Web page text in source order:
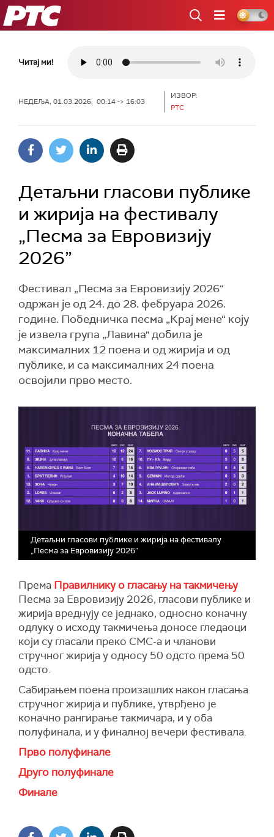
РТС
Читај ми!
НЕДЕЉА, 01.03.2026, 00:14 -> 16:03
ИЗВОР:
РТС
Детаљни гласови публике
и жирија на фестивалу
„Песма за Евровизију
2026”
Фестивал „Песма за Евровизију 2026“
одржан је од 24. до 28. фебруара 2026.
године. Победничка песма „Крај мене“ коју
је извела група „Лавина" добила је
максималних 12 поена и од жирија и од
публике, и са максималних 24 поена
освојили прво место.
Детаљни гласови публике и жирија на фестивалу
„Песма за Евровизију 2026”
Према Правилнику о гласању на такмичењу
Песма за Евровизију 2026, гласови публике и
жирија вреднују се једнако, односно коначну
одлуку о исходу такмичења доносе гледаоци
који су гласали преко СМС-а и чланови
стручног жирија у односу 50 одсто према 50
одсто.
Сабирањем поена произашлих након гласања
стручног жирија и публике, утврђено је
коначно рангирање такмичара, и у оба
полуфинала, и у финалној вечери фестивала.
Прво полуфинале
Друго полуфинале
Финале